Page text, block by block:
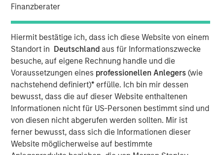
Finanzberater
Hiermit bestätige ich, dass ich diese Website von einem
Standort in Deutschland aus für Informationszwecke
besuche, auf eigene Rechnung handle und die
Voraussetzungen eines professionellen Anlegers(wie
nachstehend definiert)* erfülle. Ich bin mir dessen
bewusst, dass die auf dieser Website enthaltenen
Informationen nicht für US-Personen bestimmt sind und
von diesen nicht abgerufen werden sollten. Mir ist
ferner bewusst, dass sich die Informationen dieser
Website möglicherweise auf bestimmte
Dan Callahan, CFA
The goal of this report is to discern the proper
amount of cash a company should hold, which
takes us into key topics around capital allocation
and capital structure.
Cash is at the same time a non-productive holding